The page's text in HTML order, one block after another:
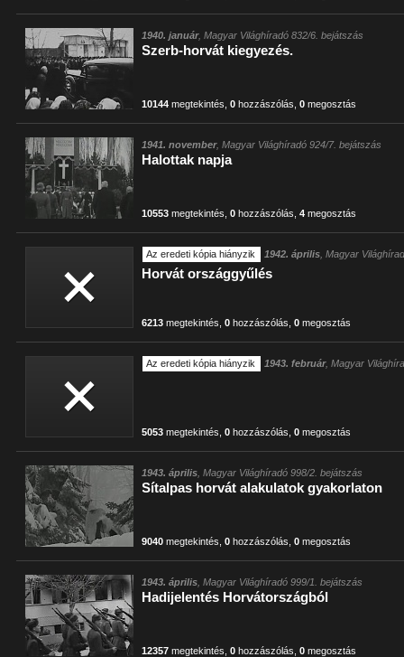
1940. január, Magyar Világhíradó 832/6. bejátszás
Szerb-horvát kiegyezés.
10144 megtekintés ,0 hozzászólás ,0 megosztás
1941. november, Magyar Világhíradó 924/7. bejátszás
Halottak napja
10553 megtekintés ,0 hozzászólás ,4 megosztás
Az eredeti kópia hiányzik 1942. április , Magyar
Horvát országgyűlés
6213 megtekintés ,0 hozzászólás ,0 megosztás
Az eredeti kópia hiányzik 1943. február, Magyar
5053 megtekintés ,0 hozzászólás ,0 megosztás
1943. április , Magyar Világhíradó 998/2. bejátszás
Sítalpas horvát alakulatok gyakorlaton
9040 megtekintés ,0 hozzászólás ,0 megosztás
1943. április , Magyar Világhíradó 999/1. bejátszás
Hadijelentés Horvátországból
12357 megtekintés ,0 hozzászólás ,0 megosztás